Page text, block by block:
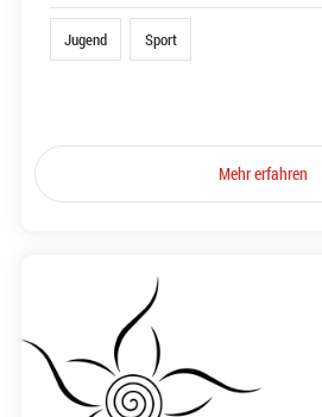
Jugend Sport
Mehr erfahren